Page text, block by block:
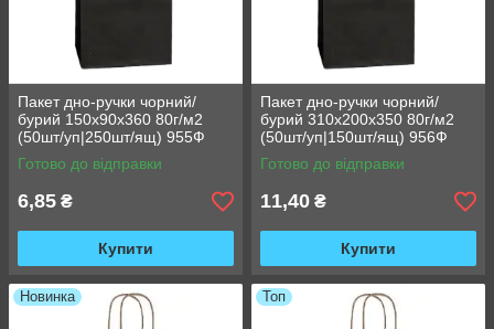
Пакет дно-ручки чорний/
бурий 150х90х360 80г/м2
(50шт/уп|250шт/ящ) 955Ф
Готово до відправки
6,85 ₴
Купити
Пакет дно-ручки чорний/
бурий 310х200х350 80г/м2
(50шт/уп|150шт/ящ) 956Ф
Готово до відправки
11,40 ₴
Купити
Новинка Топ